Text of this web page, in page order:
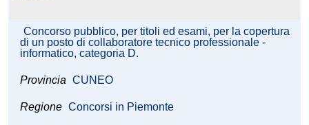
Concorso pubblico, per titoli ed esami, per la copertura
di un posto di collaboratore tecnico professionale -
informatico, categoria D.
Provincia CUNEO
Regione Concorsi in Piemonte